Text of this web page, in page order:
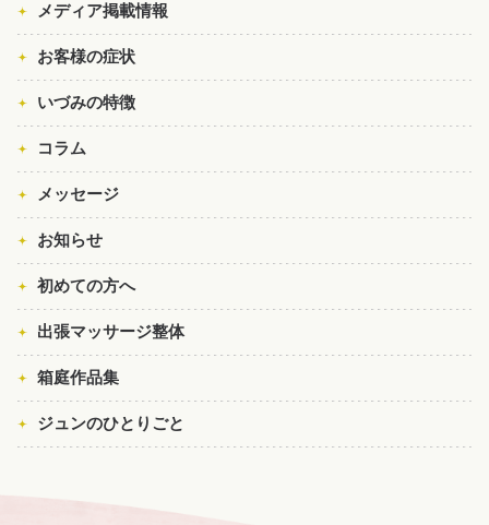
メディア掲載情報
お客様の症状
いづみの特徴
コラム
メッセージ
お知らせ
初めての方へ
出張マッサージ整体
箱庭作品集
ジュンのひとりごと